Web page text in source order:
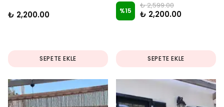
₺ 2,200.00
SEPETE EKLE
%15
₺ 2,599.00
₺ 2,200.00
SEPETE EKLE